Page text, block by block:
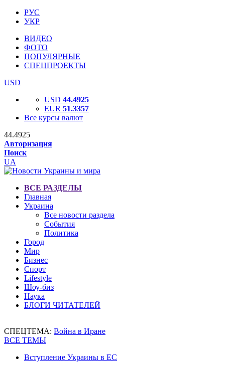
РУС
УКР
ВИДЕО
ФОТО
ПОПУЛЯРНЫЕ
СПЕЦПРОЕКТЫ
USD
USD 44.4925
EUR 51.3357
Все курсы валют
44.4925
Авторизация
Поиск
UA
ВСЕ РАЗДЕЛЫ
Главная
Украина
Все новости раздела
События
Политика
Город
Мир
Бизнес
Спорт
Lifestyle
Шоу-биз
Наука
БЛОГИ ЧИТАТЕЛЕЙ
СПЕЦТЕМА: Война в Иране
ВСЕ ТЕМЫ
Вступление Украины в ЕС